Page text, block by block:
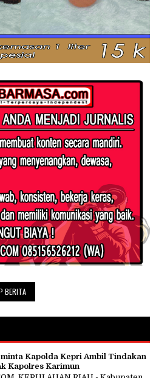
BERITA
Kapolda Kepri Ambil Tindakan
Kapolres Karimun